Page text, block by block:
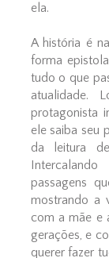
ela.
A história é
forma
tudo o que
atualidade.
protagonista
ele saiba seu
da leitura
passagens
mostrando a
com a mãe e
gerações, e
querer fazer